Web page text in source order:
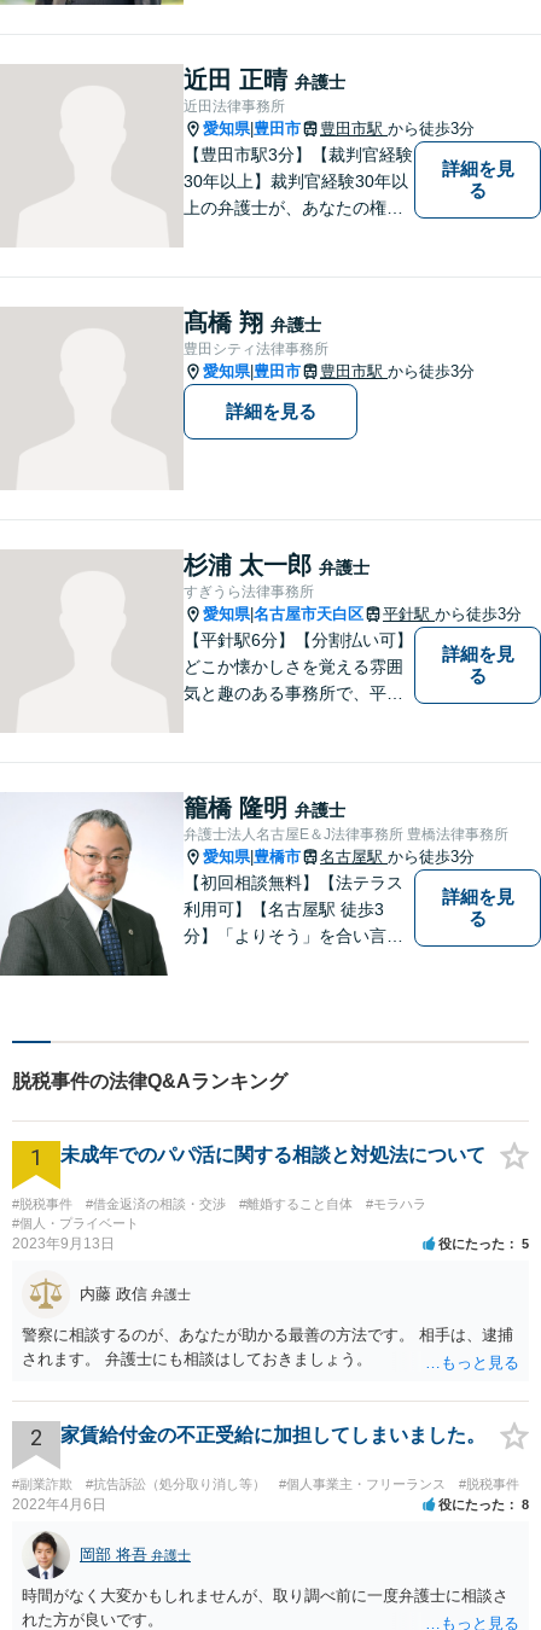
添い，「この地域」の方々の
悩みに対して一緒に解決を目
指したいと思います。お待ち
しております。
近田 正晴 弁護士
近田法律事務所
愛知県| 豊田市 豊田市駅 から徒歩3分
【豊田市駅3分】【裁判官経験
30年以上】裁判官経験30年以
上の弁護士が、あなたの権利
問題、税務訴訟、行政事件で
悩んでいる方はお気軽にご相
談ください。
詳細を見
る
髙橋 翔 弁護士
豊田シティ法律事務所
愛知県| 豊田市 豊田市駅 から徒歩3分
詳細を見る
杉浦 太一郎 弁護士
すぎうら法律事務所
愛知県|名古屋市天白区 平針駅 から徒歩3分
【平針駅6分】【分割払い可】
どこか懐かしさを覚える雰囲
気と趣のある事務所で、平針
た幅広い対応業務で問題解決
に取り組みます。
詳細を見
る
籠橋 隆明 弁護士
弁護士法人名古屋E＆J法律事務所 豊橋法律事務所
愛知県| 豊橋市 名古屋駅 から徒歩3分
【初回相談無料】【法テラス
利用可】【名古屋駅 徒歩3
分】「よりそう」を合い言葉
応対をさせていただきます。
お気軽にご相談ください。
詳細を見
る
脱税事件の法律Q&Aランキング
1 未成年でのパパ活に関する相談と対処法について
#脱税事件 #借金返済の相談・交渉 #離婚すること自体
#モラハラ
#個人・プライベート
2023年9月13日 役にたった 5
内藤 政信 弁護士
警察に相談するのが、あなたが助かる最善の方法です。 相手は、逮捕
されます。 弁護士にも相談はしておきましょう。
2 家賃給付金の不正受給に加担してしまいました。
#副業詐欺 #抗告訴訟（処分取り消し等） #個人事業主・フリーランス #脱税事件
2022年4月6日 役にたった 8
岡部 将吾 弁護士
時間がなく大変かもしれませんが、取り調べ前に一度弁護士に相談さ
れた方が良いです。